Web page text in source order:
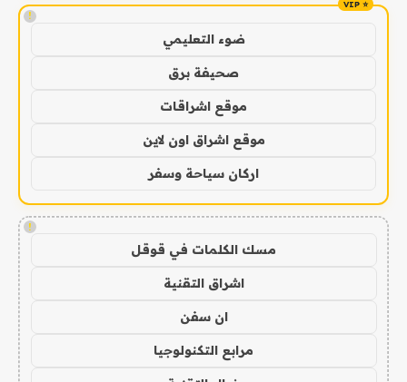
!
ضوء التعليمي
صحيفة برق
موقع اشراقات
موقع اشراق اون لاين
اركان سياحة وسفر
!
مسك الكلمات في قوقل
اشراق التقنية
ان سفن
مرابع التكنولوجيا